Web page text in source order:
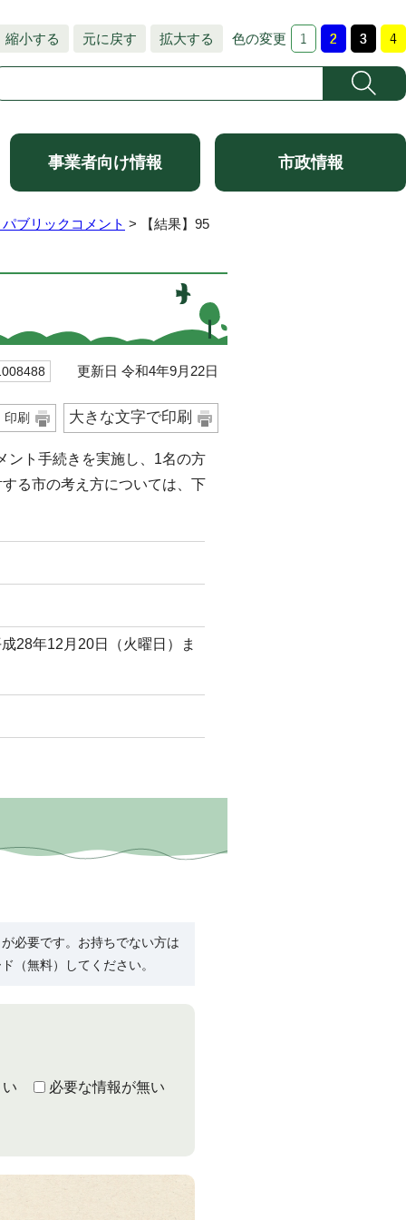
縮小する 元に戻す 拡大する 色の変更
事業者向け情報 市政情報
ブリックコメント > 【結果】95
更新日 令和4年9月22日
印刷 大きな文字で印刷
ント手続きを実施し、1名の方
る市の考え方については、下
28年12月20日（火曜日）ま
必要です。お持ちでない方は
（無料）してください。
必要な情報が無い